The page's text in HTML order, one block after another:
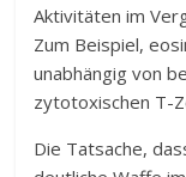
Aktivitäten im
Zum Beispiel,
unabhängig von
zytotoxischen T-
Die Tatsache,